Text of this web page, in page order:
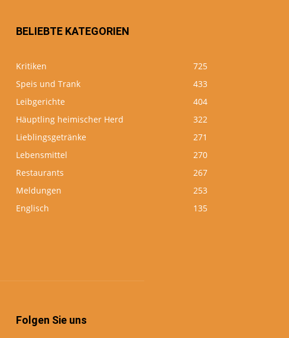
BELIEBTE KATEGORIEN
Kritiken
725
Speis und Trank
433
Leibgerichte
404
Häuptling heimischer Herd
322
Lieblingsgetränke
271
Lebensmittel
270
Restaurants
267
Meldungen
253
Englisch
135
Folgen Sie uns